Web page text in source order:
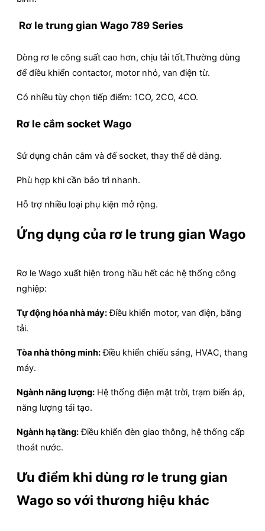
Rơ le trung gian Wago 789 Series
Dòng rơ le công suất cao hơn, chịu tải tốt.Thường dùng
để điều khiển contactor, motor nhỏ, van điện từ.
Có nhiều tùy chọn tiếp điểm: 1CO, 2CO, 4CO.
Rơ le cắm socket Wago
Sử dụng chân cắm và đế socket, thay thế dễ dàng.
Phù hợp khi cần bảo trì nhanh.
Hỗ trợ nhiều loại phụ kiện mở rộng.
Ứng dụng của rơ le trung gian Wago
Rơ le Wago xuất hiện trong hầu hết các hệ thống công
nghiệp:
Tự động hóa nhà máy:Điều khiển motor, van điện, băng
tải.
Tòa nhà thông minh:Điều khiển chiếu sáng, HVAC, thang
máy.
Ngành năng lượng: Hệ thống điện mặt trời, trạm biến áp,
năng lượng tái tạo.
Ngành hạ tầng:Điều khiển đèn giao thông, hệ thống cấp
thoát nước.
Ưu điểm khi dùng rơ le trung gian
Wago so với thương hiệu khác